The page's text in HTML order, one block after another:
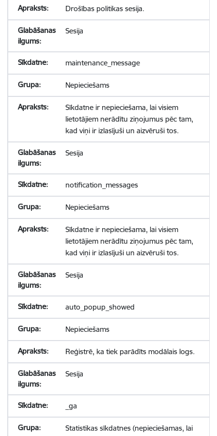
Drošības politikas sesija.
Sesija
maintenance_message
Nepieciešams
Sīkdatne ir nepieciešama, lai visiem
lietotājiem nerādītu ziņojumus pēc tam,
kad viņi ir izlasījuši un aizvēruši tos.
Sesija
notification_messages
Nepieciešams
Sīkdatne ir nepieciešama, lai visiem
lietotājiem nerādītu ziņojumus pēc tam,
kad viņi ir izlasījuši un aizvēruši tos.
Sesija
auto_popup_showed
Nepieciešams
Reģistrē, ka tiek parādīts modālais logs.
Sesija
_ga
Statistikas sīkdatnes (nepieciešamas, lai